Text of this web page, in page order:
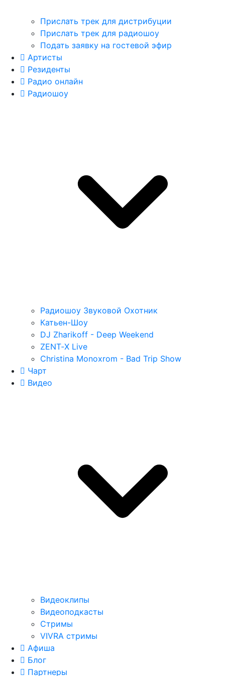
Прислать трек для дистрибуции
Прислать трек для радиошоу
Подать заявку на гостевой эфир
Артисты
Резиденты
Радио онлайн
Радиошоу
Радиошоу Звуковой Охотник
Катьен-Шоу
DJ Zharikoff - Deep Weekend
ZENT‑X Live
Christina Monoxrom - Bad Trip Show
Чарт
Видео
Видеоклипы
Видеоподкасты
Стримы
VIVRA стримы
Афиша
Блог
Партнеры